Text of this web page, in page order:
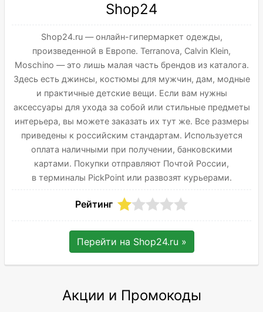
Shop24
Shop24.ru — онлайн-гипермаркет одежды,
произведенной в Европе. Terranova, Calvin Klein,
Moschino — это лишь малая часть брендов из каталога.
Здесь есть джинсы, костюмы для мужчин, дам, модные
и практичные детские вещи. Если вам нужны
аксессуары для ухода за собой или стильные предметы
интерьера, вы можете заказать их тут же. Все размеры
приведены к российским стандартам. Используется
оплата наличными при получении, банковскими
картами. Покупки отправляют Почтой России,
в терминалы PickPoint или развозят курьерами.
Рейтинг
Перейти на Shop24.ru »
Акции и Промокоды